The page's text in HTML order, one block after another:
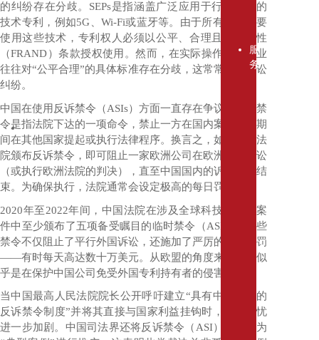
服
务
的纠纷存在分歧。 SEPs是指涵盖广泛应用于行业标准的
技术专利，例如5G、 Wi-Fi或蓝牙等。由于所有人都需要
使用这些技术，专利权人必须以公平、合理且非歧视性
（FRAND）条款授权使用。然而，在实际操作中，企业
往往对“公平合理”的具体标准存在分歧，这常常导致诉讼
纠纷。
中国在使用反诉禁令（ASIs）方面一直存在争议。反诉禁
令是指法院下达的一项命令，禁止一方在国内案件审理期
间在其他国家提起或执行法律程序。换言之，如果中国法
院颁布反诉禁令，即可阻止一家欧洲公司在欧洲提起诉讼
（或执行欧洲法院的判决），直至中国国内的诉讼程序结
束。为确保执行，法院通常会设定极高的每日罚金。
2020年至2022年间，中国法院在涉及全球科技公司的案
件中至少颁布了五项备受瞩目的临时禁令（ASI
）。这些
禁令不仅阻止了平行外国诉讼，还施加了严厉的财务处罚
——有时每天高达数十万美元。从欧盟的角度来看，这似
乎是在保护中国公司免受外国专利持有者的侵害。
当中国最高人民法院院长公开呼吁建立“具有中国特色的
反诉禁令制度”并将其直接与国家利益挂钩时，相关担忧
进一步加剧。中国司法界还将反诉禁令（ASI）裁决作为